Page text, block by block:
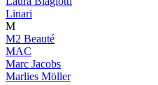
Linari
M
M2 Beauté
MAC
Marc Jacobs
Marlies Möller